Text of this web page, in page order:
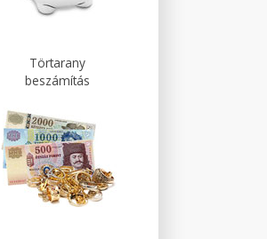
Törtarany
beszámítás